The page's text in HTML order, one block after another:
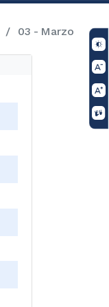
03 - Marzo